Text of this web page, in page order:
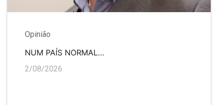
Opinião
NUM PAÍS NORMAL…
2/08/2026